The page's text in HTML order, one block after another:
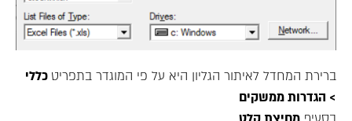
ברירת המחדל לאיתור הגליון היא על פי המוגדר בתפריט כללי
> הגדרות ממשקים